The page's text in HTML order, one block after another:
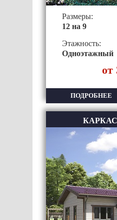
Размеры:
12 на 9
Этажность:
Одноэтажный
от
ПОДРОБНЕЕ